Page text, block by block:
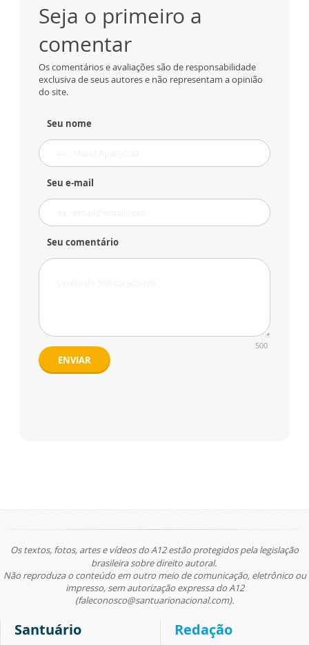
Seja o primeiro a
comentar
Os comentários e avaliações são de responsabilidade
exclusiva de seus autores e não representam a opinião
do site.
Seu nome
Seu e-mail
Seu comentário
500
ENVIAR
Os textos, fotos, artes e vídeos do A12 estão protegidos pela legislação
brasileira sobre direito autoral.
Não reproduza o conteúdo em outro meio de comunicação, eletrônico ou
impresso, sem autorização expressa do A12
(faleconosco@santuarionacional.com).
Santuário Redação